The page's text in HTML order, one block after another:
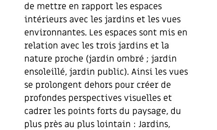
de mettre en rapport les espaces
intérieurs avec les jardins et les vues
environnantes. Les espaces sont mis en
relation avec les trois jardins et la
nature proche (jardin ombré ; jardin
ensoleillé, jardin public). Ainsi les vues
se prolongent dehors pour créer de
profondes perspectives visuelles et
cadrer les points forts du paysage, du
plus près au plus lointain : Jardins,